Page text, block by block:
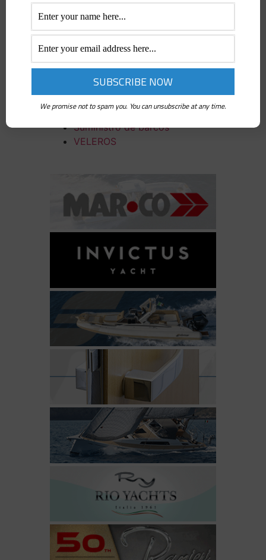
Proyectos
Pruebas en barco
Regatas
Salón Náutico Internacional de
Fort Lauderdale
Salón Náutico Internacional de
Génova
Suministro de barcos
VELEROS
We promise not to spam you. You can unsubscribe at any time.